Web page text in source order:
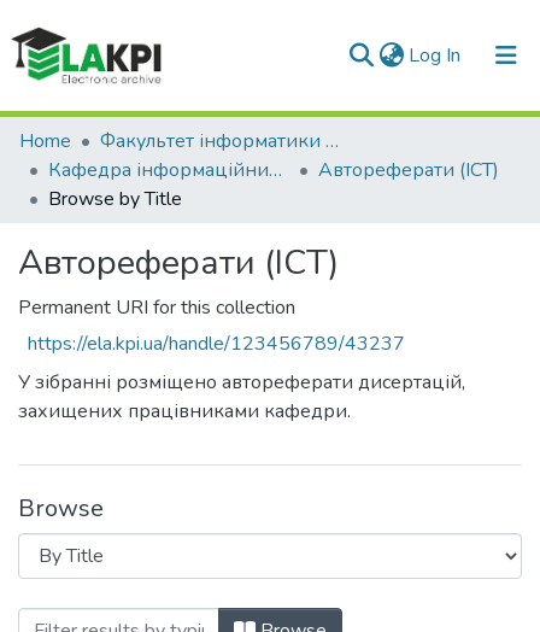
Log In (current)
Communities & Collections
All of DSpace
Home
Факультет інформатики та обчислювальної техніки (ФІОТ)
Кафедра інформаційних систем та технологій (ІСТ)
Автореферати (ІСТ)
Browse by Title
Автореферати (ІСТ)
Permanent URI for this collection
https://ela.kpi.ua/handle/123456789/43237
У зібранні розміщено автореферати дисертацій,
захищених працівниками кафедри.
Browse
Browsing Автореферати (ІСТ) by Title